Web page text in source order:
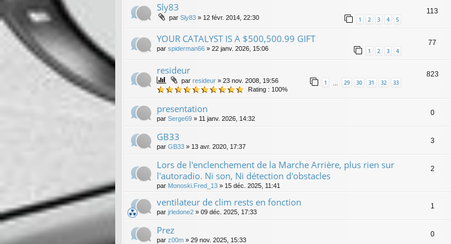
Sly83
par Sly83 » 12 févr. 2014, 22:30 1 2 3 4 5
113
YOUR CATALYST IS A $500,500.99 GIFT
par spiderman66 » 22 janv. 2026, 15:06 1 2 3 4
77
resideur
par resideur » 23 nov. 2008, 19:56 1 29 30 31 32 33
Rating : 100%
823
presentation
par Serge69 » 11 janv. 2026, 14:32
0
GB33
par GB33 » 13 avr. 2020, 17:37
3
Lors de l'enclenchement de la Marche Arrière, plus rien sur
l'autoradio. Ni son, Ni détection d'obstacles
par Monoski.Fred_13 » 15 déc. 2025, 11:41
2
ventilateur de clim rests en fonction
par jrledone2 » 09 déc. 2025, 17:33
1
Prez
par z00m » 29 nov. 2025, 15:33
0